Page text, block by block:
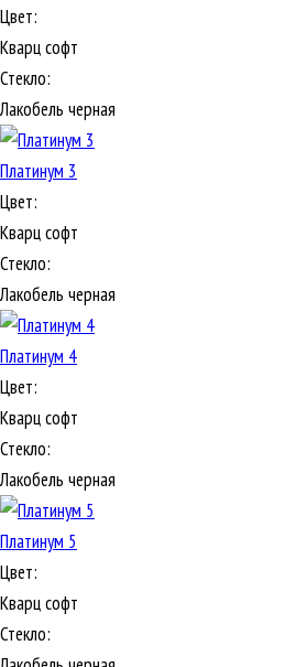
Цвет:
Кварц софт
Стекло:
Лакобель черная
Платинум 3
Цвет:
Кварц софт
Стекло:
Лакобель черная
Платинум 4
Цвет:
Кварц софт
Стекло:
Лакобель черная
Платинум 5
Цвет:
Кварц софт
Стекло: